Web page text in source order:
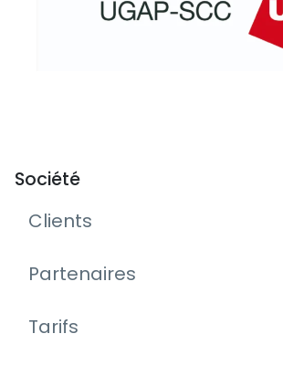
Société
Clients
Partenaires
Tarifs